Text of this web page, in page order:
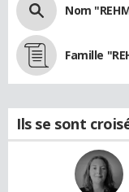
Nom
Famille
Ils se sont